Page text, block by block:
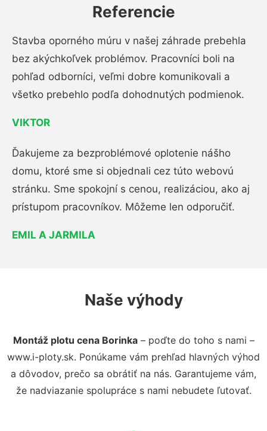
Referencie
Stavba oporného múru v našej záhrade prebehla
bez akýchkoľvek problémov. Pracovníci boli na
pohľad odborníci, veľmi dobre komunikovali a
všetko prebehlo podľa dohodnutých podmienok.
VIKTOR
Ďakujeme za bezproblémové oplotenie nášho
domu, ktoré sme si objednali cez túto webovú
stránku. Sme spokojní s cenou, realizáciou, ako aj
prístupom pracovníkov. Môžeme len odporučiť.
EMIL A JARMILA
Naše výhody
Montáž plotu cena Borinka– poďte do toho s nami –
www.i-ploty.sk. Ponúkame vám prehľad hlavných výhod
a dôvodov, prečo sa obrátiť na nás. Garantujeme vám,
že nadviazanie spolupráce s nami nebudete ľutovať.